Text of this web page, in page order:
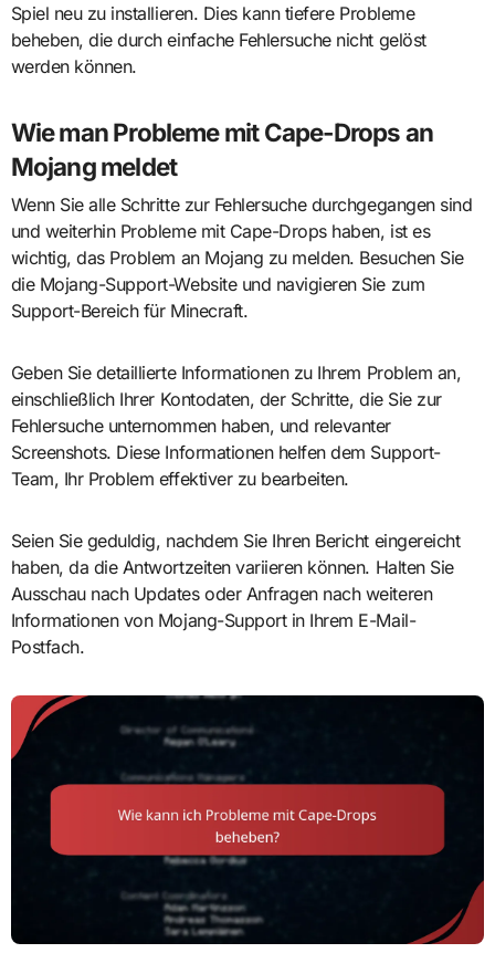
Spiel neu zu installieren. Dies kann tiefere Probleme
beheben, die durch einfache Fehlersuche nicht gelöst
werden können.
Wie man Probleme mit Cape-Drops an
Mojang meldet
Wenn Sie alle Schritte zur Fehlersuche durchgegangen sind
und weiterhin Probleme mit Cape-Drops haben, ist es
wichtig, das Problem an Mojang zu melden. Besuchen Sie
die Mojang-Support-Website und navigieren Sie zum
Support-Bereich für Minecraft.
Geben Sie detaillierte Informationen zu Ihrem Problem an,
einschließlich Ihrer Kontodaten, der Schritte, die Sie zur
Fehlersuche unternommen haben, und relevanter
Screenshots. Diese Informationen helfen dem Support-
Team, Ihr Problem effektiver zu bearbeiten.
Seien Sie geduldig, nachdem Sie Ihren Bericht eingereicht
haben, da die Antwortzeiten variieren können. Halten Sie
Ausschau nach Updates oder Anfragen nach weiteren
Informationen von Mojang-Support in Ihrem E-Mail-
Postfach.